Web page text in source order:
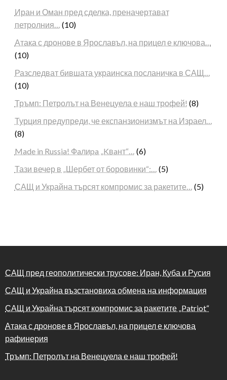
Иран и Оман пред сделка, преначертават
петролния… (10)
Атака с дронове в Ярославъл, на прицел е ключова…
(10)
Разследват бившата украинска посланичка в САЩ…
(10)
Тръмп: Петролът на Венецуела е наш трофей! (8)
Турция предупреди, че експанзионизмът на Израел…
(8)
Made in Russia! Фaлиpa „Kвaнт“… (6)
Тази вечер в „Шербет от боровинки“:… (5)
САЩ и Украйна търсят компромис за ракетите… (5)
САЩ пред геополитически трусове: Иран, Куба и Русия
САЩ и Украйна възстановиха обмена на информация
САЩ и Украйна търсят компромис за ракетите „Patriot“
Атака с дронове в Ярославъл, на прицел е ключова
рафинерия
Тръмп: Петролът на Венецуела е наш трофей!